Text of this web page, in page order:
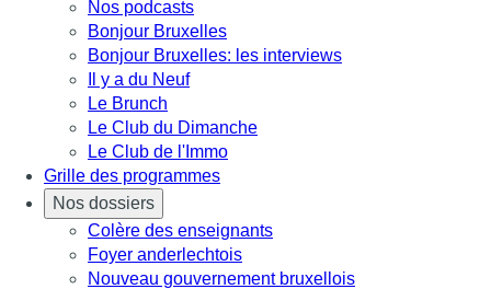
Nos podcasts
Bonjour Bruxelles
Bonjour Bruxelles: les interviews
Il y a du Neuf
Le Brunch
Le Club du Dimanche
Le Club de l'Immo
Grille des programmes
Nos dossiers
Colère des enseignants
Foyer anderlechtois
Nouveau gouvernement bruxellois